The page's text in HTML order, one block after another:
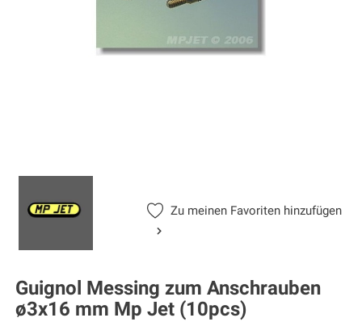
Zu meinen Favoriten hinzufügen
Guignol Messing zum Anschrauben
ø3x16 mm Mp Jet (10pcs)